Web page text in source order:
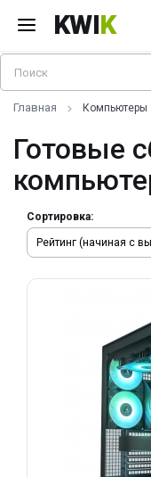
KWIK
Главная Компьютеры
Готовые
Сортировка: